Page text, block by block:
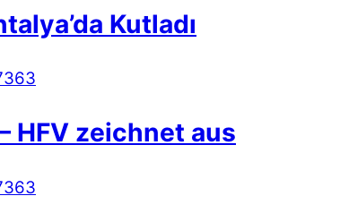
Kutladı
HFV zeichnet aus